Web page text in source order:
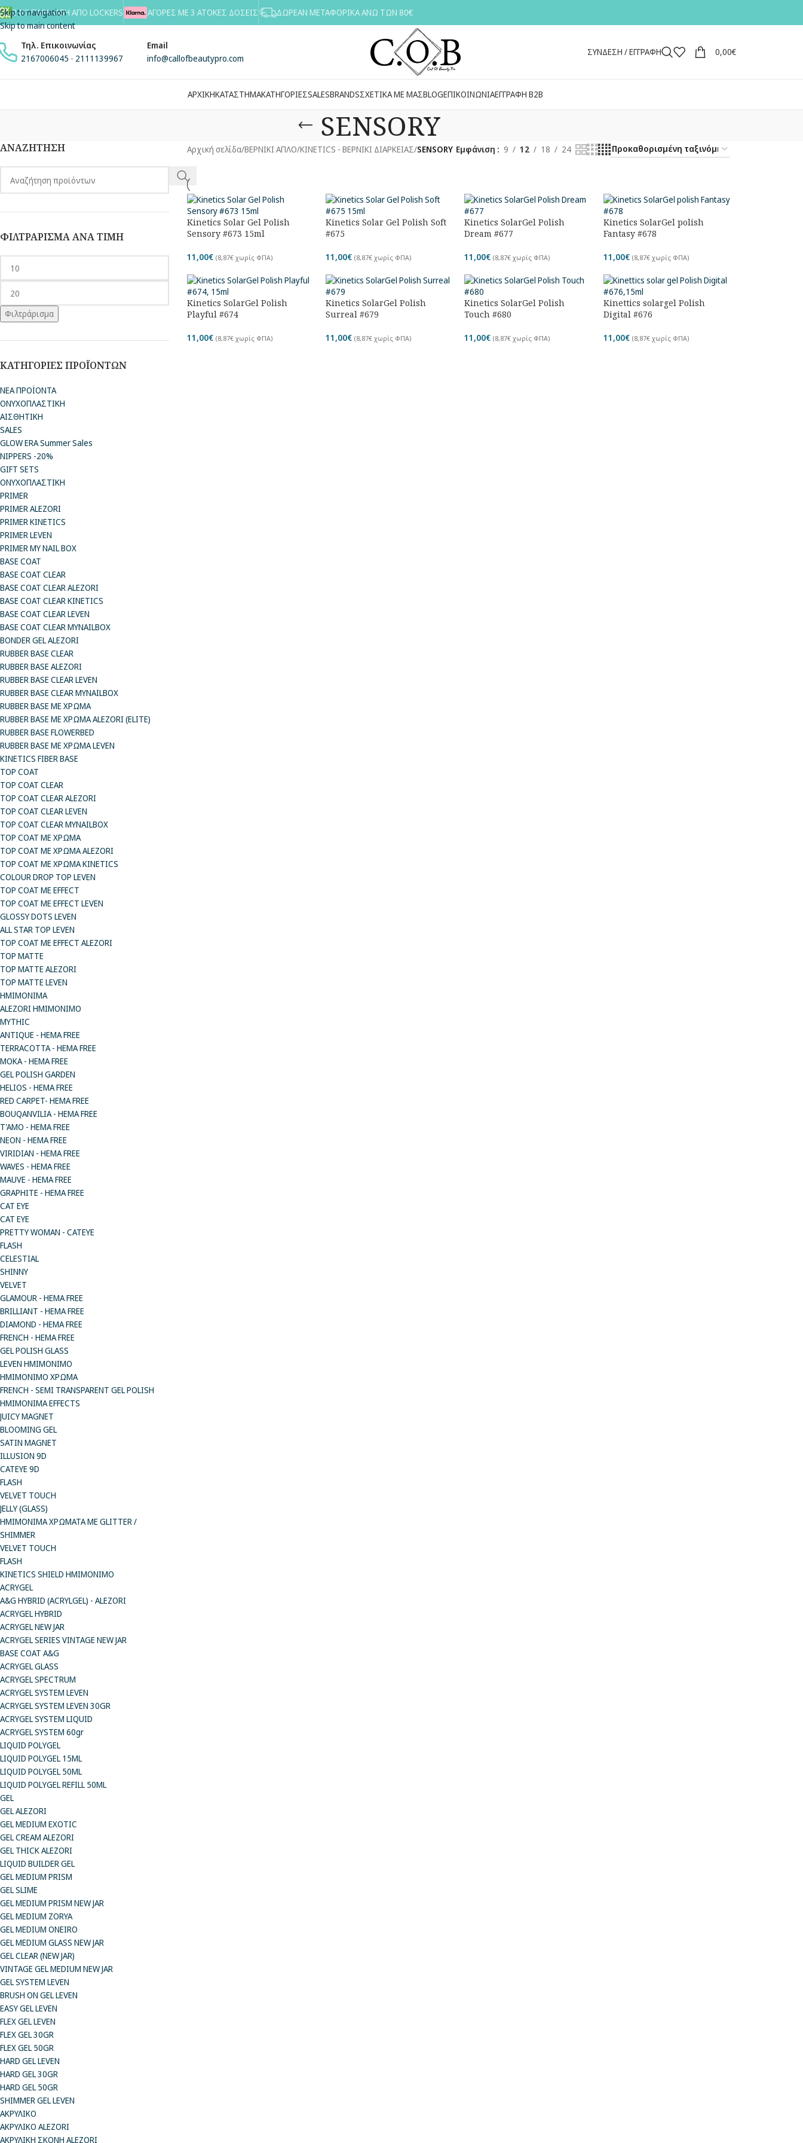
Skip to navigation
Skip to main content
24/7 ΠΑΡΑΛΑΒΗ ΑΠΟ LOCKERS ΑΓΟΡΕΣ ΜΕ 3 ΑΤΟΚΕΣ ΔΟΣΕΙΣ ΔΩΡΕΑΝ ΜΕΤΑΦΟΡΙΚΑ ΑΝΩ ΤΩΝ 80€
Τηλ. Επικοινωνίας
2167006045 - 2111139967
Email
info@callofbeautypro.com
ΣΥΝΔΕΣΗ / ΕΓΓΡΑΦΗ 0,00€
ΑΡΧΙΚΗΚΑΤΑΣΤΗΜΑΚΑΤΗΓΟΡΙΕΣSALESBRANDSΣΧΕΤΙΚΑ ΜΕ ΜΑΣBLOGΕΠΙΚΟΙΝΩΝΙΑΕΓΓΡΑΦΗ Β2Β
SENSORY
ΑΝΑΖΗΤΗΣΗ
ΦΙΛΤΡΑΡΙΣΜΑ ΑΝΑ ΤΙΜΗ
Φιλτράρισμα
ΚΑΤΗΓΟΡΙΕΣ ΠΡΟΪΟΝΤΩΝ
ΝΕΑ ΠΡΟΪΟΝΤΑ
ΟΝΥΧΟΠΛΑΣΤΙΚΗ
ΑΙΣΘΗΤΙΚΗ
SALES
GLOW ERA Summer Sales
NIPPERS -20%
GIFT SETS
ΟΝΥΧΟΠΛΑΣΤΙΚΗ
PRIMER
PRIMER ALEZORI
PRIMER KINETICS
PRIMER LEVEN
PRIMER MY NAIL BOX
BASE COAT
BASE COAT CLEAR
BASE COAT CLEAR ALEZORI
BASE COAT CLEAR KINETICS
BASE COAT CLEAR LEVEN
BASE COAT CLEAR MYNAILBOX
BONDER GEL ALEZORI
RUBBER BASE CLEAR
RUBBER BASE ALEZORI
RUBBER BASE CLEAR LEVEN
RUBBER BASE CLEAR MYNAILBOX
RUBBER BASE ΜΕ ΧΡΩΜΑ
RUBBER BASE ΜΕ ΧΡΩΜΑ ALEZORI (ELITE)
RUBBER BASE FLOWERBED
RUBBER BASE ΜΕ ΧΡΩΜΑ LEVEN
KINETICS FIBER BASE
TOP COAT
TOP COAT CLEAR
TOP COAT CLEAR ALEZORI
TOP COAT CLEAR LEVEN
TOP COAT CLEAR MYNAILBOX
TOP COAT ΜΕ ΧΡΩΜΑ
TOP COAT ΜΕ ΧΡΩΜΑ ALEZORI
TOP COAT ΜΕ ΧΡΩΜΑ KINETICS
COLOUR DROP TOP LEVEN
TOP COAT ΜΕ EFFECT
TOP COAT ME EFFECT LEVEN
GLOSSY DOTS LEVEN
ALL STAR TOP LEVEN
TOP COAT ME EFFECT ALEZORI
TOP MATTE
TOP MATTE ALEZORI
TOP MATTE LEVEN
ΗΜΙΜΟΝΙΜΑ
ALEZORI ΗΜΙΜΟΝΙΜΟ
MYTHIC
ANTIQUE - HEMA FREE
TERRACOTTA - HEMA FREE
MOKA - HEMA FREE
GEL POLISH GARDEN
HELIOS - HEMA FREE
RED CARPET- HEMA FREE
BOUQANVILIA - HEMA FREE
T'AMO - HEMA FREE
NEON - HEMA FREE
VIRIDIAN - HEMA FREE
WAVES - HEMA FREE
MAUVE - HEMA FREE
GRAPHITE - HEMA FREE
CAT EYE
CAT EYE
PRETTY WOMAN - CATEYE
FLASH
CELESTIAL
SHINNY
VELVET
GLAMOUR - HEMA FREE
BRILLIANT - HEMA FREE
DIAMOND - HEMA FREE
FRENCH - HEMA FREE
GEL POLISH GLASS
LEVEN ΗΜΙΜΟΝΙΜΟ
ΗΜΙΜΟΝΙΜΟ ΧΡΩΜΑ
FRENCH - SEMI TRANSPARENT GEL POLISH
HMIMONIMA EFFECTS
JUICY MAGNET
BLOOMING GEL
SATIN MAGNET
ILLUSION 9D
CATEYE 9D
FLASH
VELVET TOUCH
JELLY (GLASS)
ΗΜΙΜΟΝΙΜA ΧΡΩΜΑΤΑ ΜΕ GLITTER /
SHIMMER
VELVET TOUCH
FLASH
KINETICS SHIELD ΗΜΙΜΟΝΙΜΟ
ACRYGEL
A&G HYBRID (ACRYLGEL) - ALEZORI
ACRYGEL HYBRID
ACRYGEL NEW JAR
ACRYGEL SERIES VINTAGE NEW JAR
BASE COAT A&G
ACRYGEL GLASS
ACRYGEL SPECTRUM
ACRYGEL SYSTEM LEVEN
ACRYGEL SYSTEM LEVEN 30GR
ACRYGEL SYSTEM LIQUID
ACRYGEL SYSTEM 60gr
LIQUID POLYGEL
LIQUID POLYGEL 15ML
LIQUID POLYGEL 50ML
LIQUID POLYGEL REFILL 50ML
GEL
GEL ALEZORI
GEL MEDIUM EXOTIC
GEL CREAM ALEZORI
GEL THICK ALEZORI
LIQUID BUILDER GEL
GEL MEDIUM PRISM
GEL SLIME
GEL MEDIUM PRISM NEW JAR
GEL MEDIUM ZORYA
GEL MEDIUM ONEIRO
GEL MEDIUM GLASS NEW JAR
GEL CLEAR (NEW JAR)
VINTAGE GEL MEDIUM NEW JAR
GEL SYSTEM LEVEN
BRUSH ON GEL LEVEN
EASY GEL LEVEN
FLEX GEL LEVEN
FLEX GEL 30GR
FLEX GEL 50GR
HARD GEL LEVEN
HARD GEL 30GR
HARD GEL 50GR
SHIMMER GEL LEVEN
ΑΚΡΥΛΙΚΟ
ΑΚΡΥΛΙΚΟ ALEZORI
ΑΚΡΥΛΙΚΗ ΣΚΟΝΗ ALEZORI
Αρχική σελίδα/ΒΕΡΝΙΚΙ ΑΠΛΟ/KINETICS - ΒΕΡΝΙΚΙ ΔΙΑΡΚΕΙΑΣ/SENSORY Εμφάνιση 9 12 18 24
Kinetics Solar Gel Polish
Sensory #673 15ml
11,00€ (8,87€χωρίς ΦΠΑ)
Kinetics Solar Gel Polish Soft
#675
11,00€ (8,87€ χωρίς ΦΠΑ)
Kinetics SolarGel Polish
Dream #677
11,00€ (8,87€ χωρίς ΦΠΑ)
Kinetics SolarGel polish
Fantasy #678
11,00€ (8,87€χωρίς ΦΠΑ)
Kinetics SolarGel Polish
Playful #674
11,00€ (8,87€χωρίς ΦΠΑ)
Kinetics SolarGel Polish
Surreal #679
11,00€ (8,87€ χωρίς ΦΠΑ)
Kinetics SolarGel Polish
Touch #680
11,00€ (8,87€ χωρίς ΦΠΑ)
Kinettics solargel Polish
Digital #676
11,00€ (8,87€χωρίς ΦΠΑ)